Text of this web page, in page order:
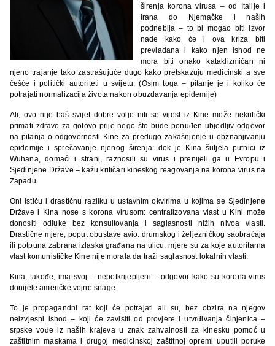
širenja korona virusa – od Italije i
Irana do Njemačke i naših
podneblja – to bi mogao biti izvor
nade kako će i ova kriza biti
prevladana i kako njen ishod ne
mora biti onako kataklizmičan ni
njeno trajanje tako zastrašujuće dugo kako pretskazuju medicinski a sve
češće i politički autoriteti u svijetu. (Osim toga – pitanje je i koliko će
potrajati normalizacija života nakon obuzdavanja epidemije)
Ali, ovo nije baš svijet dobre volje niti se vijest iz Kine može nekritički
primati zdravo za gotovo prije nego što bude ponuđen ubjedljiv odgovor
na pitanja o odgovornosti Kine za predugo zakašnjenje u obznanjivanju
epidemije i sprečavanje njenog širenja: dok je Kina šutjela putnici iz
Wuhana, domaći i strani, raznosili su virus i prenijeli ga u Evropu i
Sjedinjene Države – kažu kritičari kineskog reagovanja na korona virus na
Zapadu.
Oni ističu i drastičnu razliku u ustavnim okvirima u kojima se Sjedinjene
Države i Kina nose s korona virusom: centralizovana vlast u Kini može
donositi odluke bez konsultovanja i saglasnosti nižih nivoa vlasti.
Drastične mjere, poput obustave avio. drumskog i željezničkog saobraćaja
ili potpuna zabrana izlaska građana na ulicu, mjere su za koje autoritarna
vlast komunističke Kine nije morala da traži saglasnost lokalnih vlasti.
Kina, takođe, ima svoj – nepotkrijepljeni – odgovor kako su korona virus
donijele američke vojne snage.
To je propagandni rat koji će potrajati ali su, bez obzira na njegov
neizvjesni ishod – koji će zavisiti od provjere i utvrđivanja činjenica –
srpske vođe iz naših krajeva u znak zahvalnosti za kinesku pomoć u
zaštitnim maskama i drugoj medicinskoj zaštitnoj opremi uputili poruke